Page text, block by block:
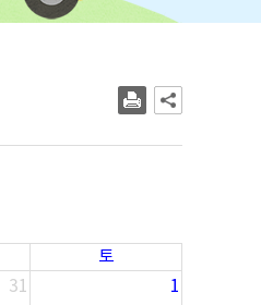
토
31 1